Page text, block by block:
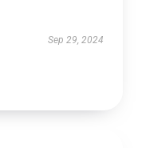
Sep 29, 2024